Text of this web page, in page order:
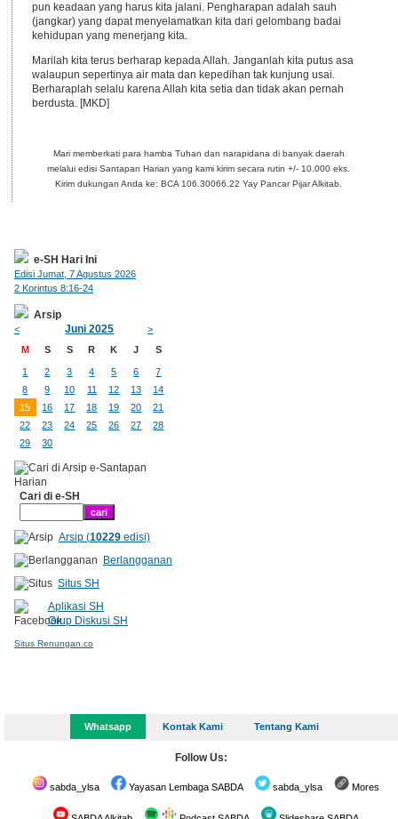
pun keadaan yang harus kita jalani. Pengharapan adalah sauh
(jangkar) yang dapat menyelamatkan kita dari gelombang badai
kehidupan yang menerjang kita.
Marilah kita terus berharap kepada Allah. Janganlah kita putus asa
walaupun sepertinya air mata dan kepedihan tak kunjung usai.
Berharaplah selalu karena Allah kita setia dan tidak akan pernah
berdusta. [MKD]
Mari memberkati para hamba Tuhan dan narapidana di banyak daerah
melalui edisi Santapan Harian yang kami kirim secara rutin +/- 10.000 eks.
Kirim dukungan Anda ke: BCA 106.30066.22 Yay Pancar Pijar Alkitab.
e-SH Hari Ini
Edisi Jumat, 7 Agustus 2026
2 Korintus 8:16-24
Arsip
< Juni 2025
>
M
S S R K J S
1 2 3 4 5 6
7
8
9 10 11 12 13
14
15
16 17 18 19 20
21
22
23 24 25 26 27
28
29
30
Cari di e-SH
Arsip (10229edisi)
Berlangganan
Situs SH
Aplikasi SH
Grup Diskusi SH
Situs Renungan.co
Whatsapp Kontak Kami Tentang Kami
Follow Us:
sabda_ylsa Yayasan Lembaga SABDA sabda_ylsa Mores